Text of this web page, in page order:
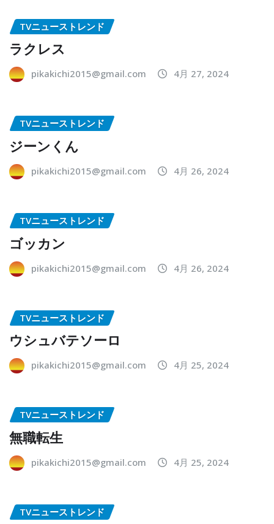
TVニューストレンド
ラクレス
pikakichi2015@gmail.com 4月 27, 2024
TVニューストレンド
ジーンくん
pikakichi2015@gmail.com 4月 26, 2024
TVニューストレンド
ゴッカン
pikakichi2015@gmail.com 4月 26, 2024
TVニューストレンド
ウシュバテソーロ
pikakichi2015@gmail.com 4月 25, 2024
TVニューストレンド
無職転生
pikakichi2015@gmail.com 4月 25, 2024
TVニューストレンド